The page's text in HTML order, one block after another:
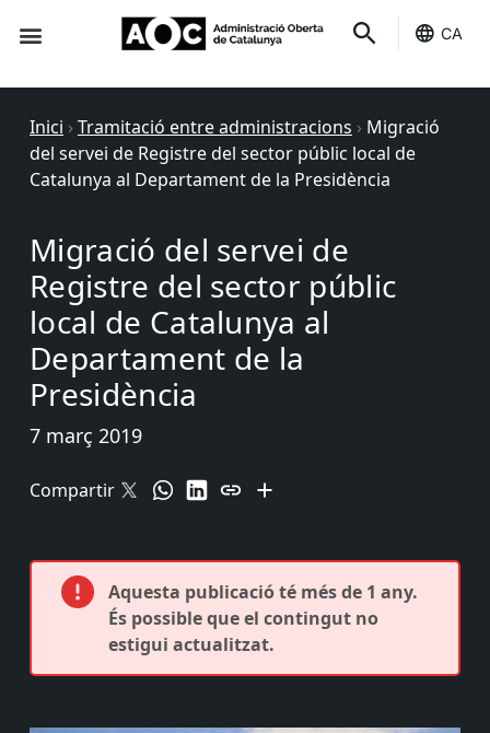
CA
Inici › Tramitació entre administracions › Migració
del servei de Registre del sector públic local de
Catalunya al Departament de la Presidència
Migració del servei de
Registre del sector públic
local de Catalunya al
Departament de la
Presidència
7 març 2019
Compartir
Aquesta publicació té més de 1 any.
És possible que el contingut no
estigui actualitzat.